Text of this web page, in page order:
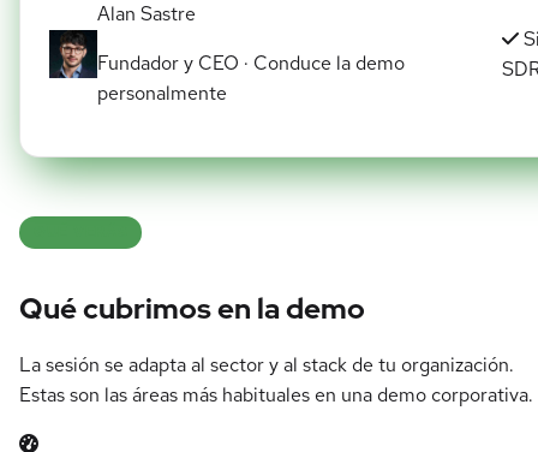
Alan Sastre
Fundador y CEO · Conduce la demo
personalmente
Qué cubrimos en la demo
La sesión se adapta al sector y al stack de tu organización.
Estas son las áreas más habituales en una demo corporativa.